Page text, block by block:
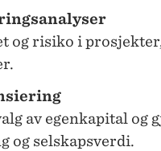
og risiko i
av egenkapital og
og selskapsverdi.